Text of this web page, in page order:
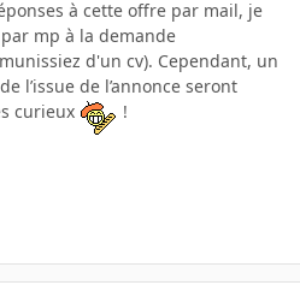
à cette offre par mail, je
mp à la demande
d'un cv). Cependant, un
l’issue de l’annonce seront
curieux
!